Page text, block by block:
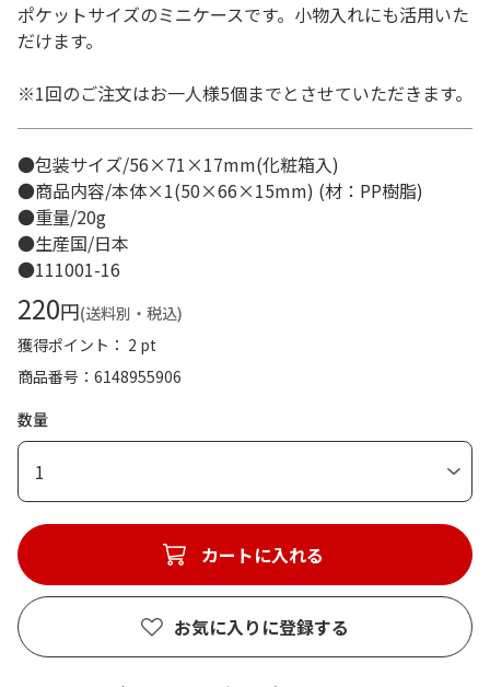
ポケットサイズのミニケースです。小物入れにも活用いた
だけます。
※1回のご注文はお一人様5個までとさせていただきます。
●包装サイズ/56×71×17mm(化粧箱入)
●商品内容/本体×1(50×66×15mm) (材：PP樹脂)
●重量/20g
●生産国/日本
●111001-16
220円(送料別・税込)
獲得ポイント： 2 pt
商品番号
6148955906
数量
1
カートに入れる
お気に入りに登録する